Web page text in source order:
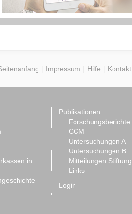
Impressum Hilfe Kontakt
in
Publikationen
Forschungsberichte
CCM
Untersuchungen A
Untersuchungen B
Mitteilungen Stiftung
Links
Login